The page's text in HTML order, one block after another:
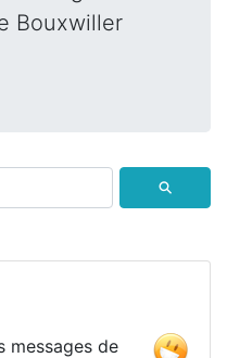
Bouxwiller
⚲
messages de